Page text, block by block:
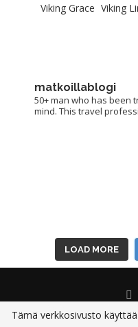
Viking Grace Viking
matkoillablogi
50+ man who has been
mind. This travel
LOAD MORE
Tämä verkkosivusto